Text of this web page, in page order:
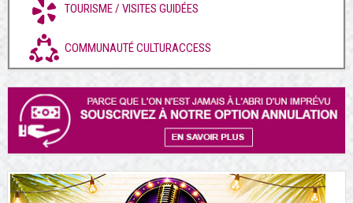
TOURISME / VISITES GUIDÉES
COMMUNAUTÉ CULTURACCESS